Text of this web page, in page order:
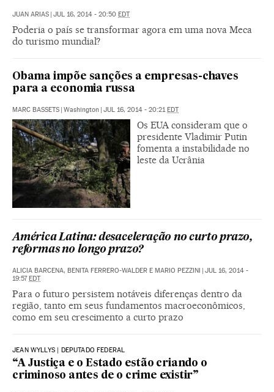
JUAN ARIAS JUL 16, 2014 - 20:50 EDT
Poderia o país se transformar agora em uma nova Meca
do turismo mundial?
Obama impõe sanções a empresas-chaves
para a economia russa
MARC BASSETS Washington JUL 16, 2014 - 20:21 EDT
Os EUA consideram que o
presidente Vladimir Putin
fomenta a instabilidade no
leste da Ucrânia
América Latina: desaceleração no curto prazo,
reformas no longo prazo?
ALICIA BARCENA, BENITA FERRERO-WALDER E MARIO PEZZINI
JUL 16, 2014 -
19:57 EDT
Para o futuro persistem notáveis diferenças dentro da
região, tanto em seus fundamentos macroeconômicos,
como em seu crescimento a curto prazo
JEAN WYLLYS | DEPUTADO FEDERAL
“A Justiça e o Estado estão criando o
criminoso antes de o crime existir”